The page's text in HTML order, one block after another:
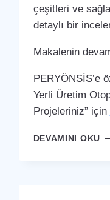
çeşitleri ve
detaylı bir
Makalenin
PERYÖNSİS’e
Yerli Üretim
Projeleriniz” için
DEVAMINI OKU